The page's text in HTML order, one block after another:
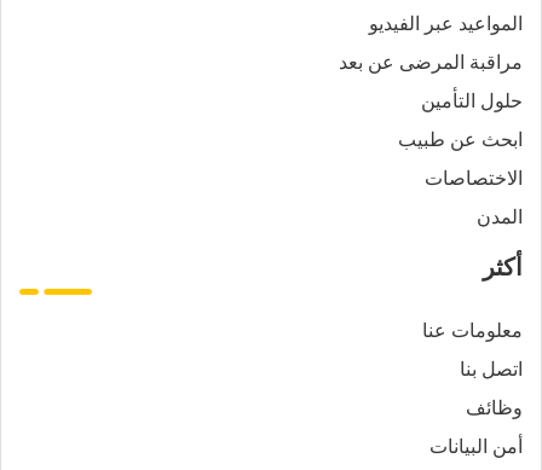
المواعيد عبر الفيديو
مراقبة المرضى عن بعد
حلول التأمين
ابحث عن طبيب
الاختصاصات
المدن
أكثر
معلومات عنا
اتصل بنا
وظائف
أمن البيانات